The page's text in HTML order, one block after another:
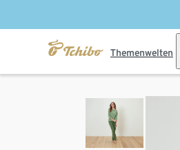
Themenwelten